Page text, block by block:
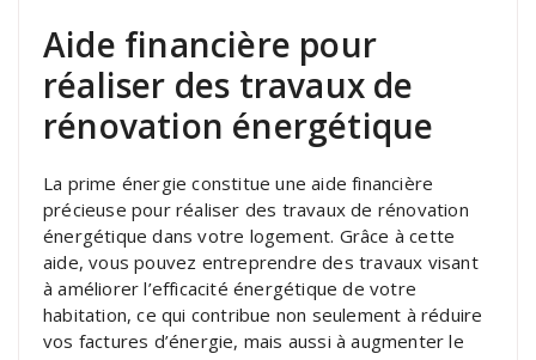
Aide financière pour
réaliser des travaux de
rénovation énergétique
La prime énergie constitue une aide financière
précieuse pour réaliser des travaux de rénovation
énergétique dans votre logement. Grâce à cette
aide, vous pouvez entreprendre des travaux visant
à améliorer l’efficacité énergétique de votre
habitation, ce qui contribue non seulement à réduire
vos factures d’énergie, mais aussi à augmenter le